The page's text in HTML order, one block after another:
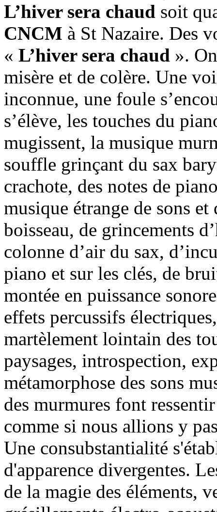
L’hiver sera chaud soit
CNCM à St Nazaire. Des
« L’hiver sera chaud ».
misère et de colère. Une
inconnue, une foule
s’élève, les touches du
mugissent, la musique
souffle grinçant du sax
crachote, des notes de
musique étrange de sons
boisseau, de grincements
colonne d’air du sax,
piano et sur les clés, de
montée en puissance
effets percussifs
martèlement lointain des
paysages, introspection,
métamorphose des sons
des murmures font
comme si nous allions y
Une consubstantialité
d'apparence divergentes.
de la magie des éléments,